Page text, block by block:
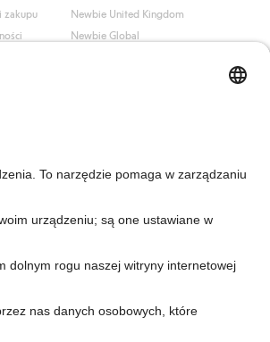
zakupu
Newbie United Kingdom
Newbie Global